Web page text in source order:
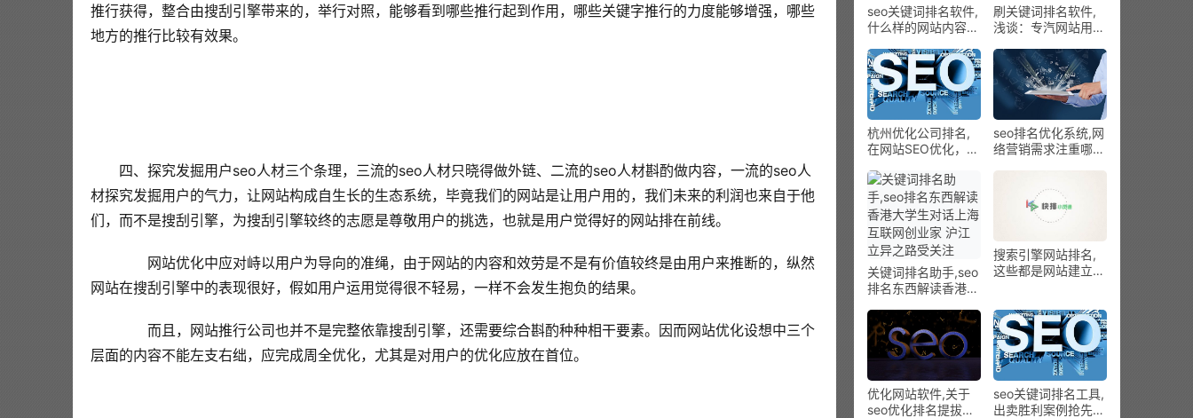
推行获得，整合由搜刮引擎带来的，举行对照，能够看到哪些推行起到作用，哪些关键字推行的力度能够增强，哪些
地方的推行比较有效果。
四、探究发掘用户seo人材三个条理，三流的seo人材只晓得做外链、二流的seo人材斟酌做内容，一流的seo人
材探究发掘用户的气力，让网站构成自生长的生态系统，毕竟我们的网站是让用户用的，我们未来的利润也来自于他
们，而不是搜刮引擎，为搜刮引擎较终的志愿是尊敬用户的挑选，也就是用户觉得好的网站排在前线。
网站优化中应对峙以用户为导向的准绳，由于网站的内容和效劳是不是有价值较终是由用户来推断的，纵然
网站在搜刮引擎中的表现很好，假如用户运用觉得很不轻易，一样不会发生抱负的结果。
而且，网站推行公司也并不是完整依靠搜刮引擎，还需要综合斟酌种种相干要素。因而网站优化设想中三个
层面的内容不能左支右绌，应完成周全优化，尤其是对用户的优化应放在首位。
seo关键词排名软件,
什么样的网站内容最
刷关键词排名软件,
浅谈：专汽网站用户
杭州优化公司排名,
在网站SEO优化，优
seo排名优化系统,网
络营销需求注重哪几
关键词排名助手,seo
排名东西解读香港大
创业家 沪江立异之
路受关注
搜索引擎网站排名,
这些都是网站建立里
优化网站软件,关于
seo优化排名提拔的
seo关键词排名工具,
出卖胜利案例抢先